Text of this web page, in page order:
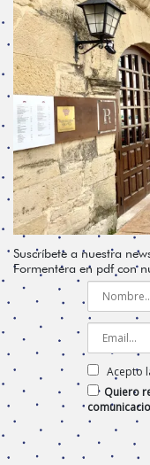
Suscríbete a nuestra
Formentera en pdf con
Acepto
Quiero